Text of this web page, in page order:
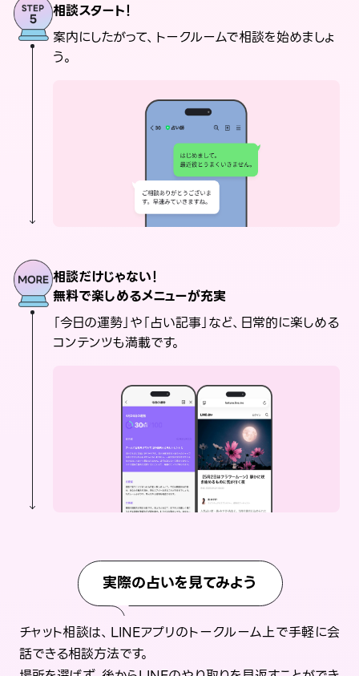
相談スタート！
案内にしたがって、トークルームで相談を始めましょ
う。
相談だけじゃない！
無料で楽しめるメニューが充実
「今日の運勢」や「占い記事」など、日常的に楽しめる
コンテンツも満載です。
実際の占いを見てみよう
チャット相談は、LINEアプリのトークルーム上で手軽に会
話できる相談方法です。